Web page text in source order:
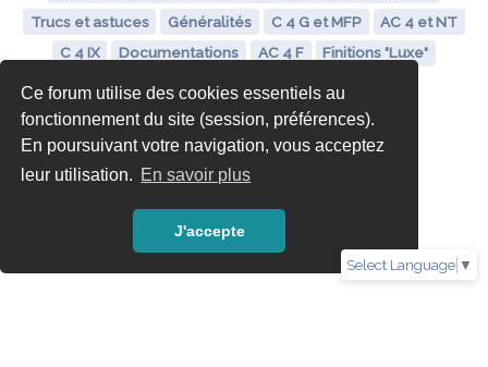
Ce forum utilise des cookies essentiels au
fonctionnement du site (session, préférences).
En poursuivant votre navigation, vous acceptez
leur utilisation. En savoir plus
J'accepte
Select Language ▼
Trucs et astuces
Généralités C 4 G et MFP
AC 4 et NT
C 4 IX
Documentations AC 4 F Finitions "Luxe"